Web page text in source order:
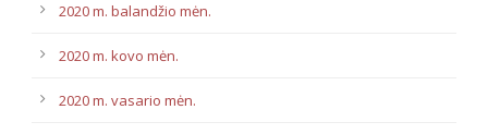
2020 m. balandžio mėn.
2020 m. kovo mėn.
2020 m. vasario mėn.